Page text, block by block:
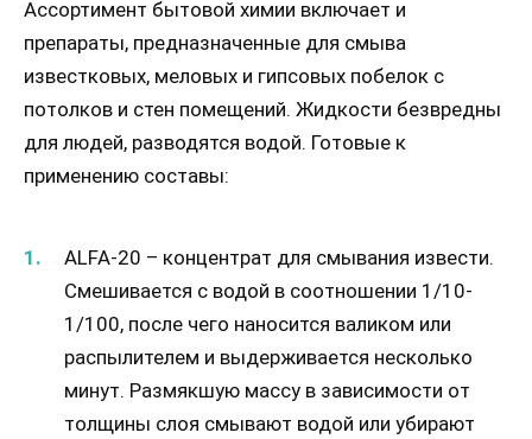
Ассортимент бытовой химии включает и
препараты, предназначенные для смыва
известковых, меловых и гипсовых побелок с
потолков и стен помещений. Жидкости безвредны
для людей, разводятся водой. Готовые к
применению составы:
ALFA-20 – концентрат для смывания извести.
Смешивается с водой в соотношении 1/10-
1/100, после чего наносится валиком или
распылителем и выдерживается несколько
минут. Размякшую массу в зависимости от
толщины слоя смывают водой или убирают